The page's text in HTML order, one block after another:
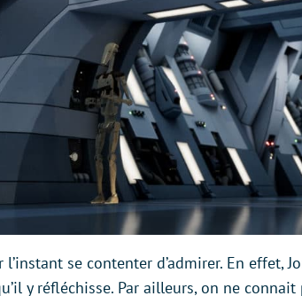
se contenter d’admirer. En effet,
y réfléchisse. Par ailleurs, on ne